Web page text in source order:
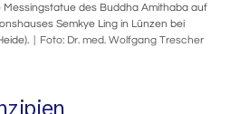
des Buddha Amithaba auf
Semkye Ling in Lünzen bei
Foto: Dr. med. Wolfgang Trescher